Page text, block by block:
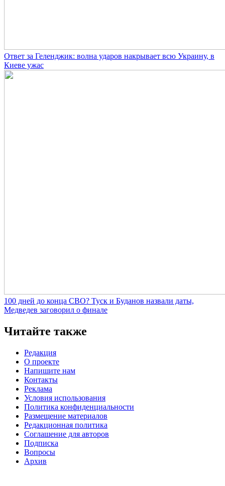
Ответ за Геленджик: волна ударов накрывает всю Украину, в
Киеве ужас
100 дней до конца СВО? Туск и Буданов назвали даты,
Медведев заговорил о финале
Читайте также
Редакция
О проекте
Напишите нам
Контакты
Реклама
Условия использования
Политика конфиденциальности
Размещение материалов
Редакционная политика
Соглашение для авторов
Подписка
Вопросы
Архив